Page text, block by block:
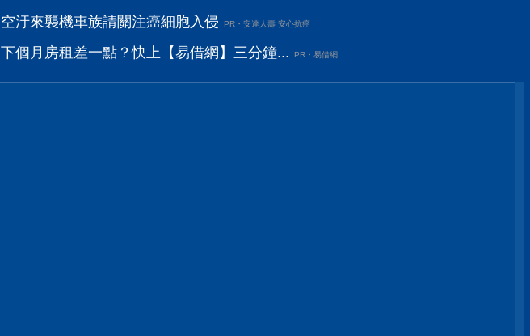
空汙來襲機車族請關注癌細胞入侵 PR・安達人壽 安心抗癌
下個月房租差一點？快上【易借網】三分鐘... PR・易借網